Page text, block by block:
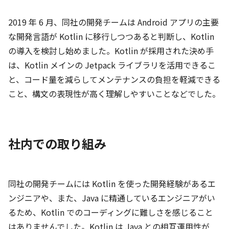
2019 年 6 月、同社の開発チームは Android アプリの主要
な開発言語が Kotlin に移行しつつあると判断し、Kotlin
の導入を検討し始めました。Kotlin が採用された決め手
は、Kotlin メインの Jetpack ライブラリを活用できるこ
と、コード量を減らしてメンテナンスの負担を軽減できる
こと、構文の表現性が高く理解しやすいことなどでした。
社内での取り組み
同社の開発チームには Kotlin を使った開発経験があるエ
ンジニアや、また、Java に精通しているエンジニアがい
るため、Kotlin でのコーディングに難しさを感じること
はありませんでした。Kotlin は Java との相互運用性が